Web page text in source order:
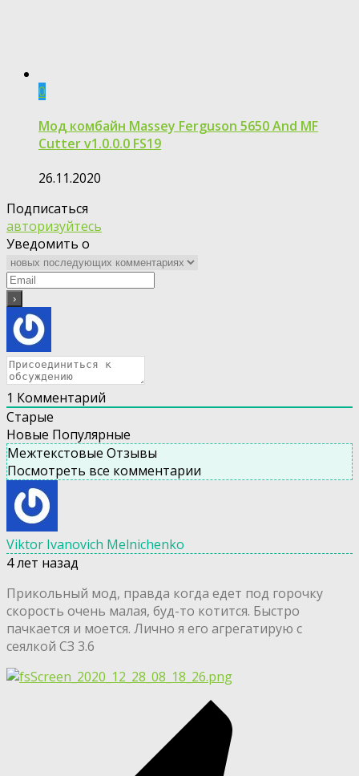
0
Мод комбайн Massey Ferguson 5650 And MF
Cutter v1.0.0.0 FS19
26.11.2020
Подписаться
авторизуйтесь
Уведомить о
1 Комментарий
Старые
Новые Популярные
Межтекстовые Отзывы
Посмотреть все комментарии
Viktor Ivanovich Melnichenko
4 лет назад
Прикольный мод, правда когда едет под горочку
скорость очень малая, буд-то котится. Быстро
пачкается и моется. Лично я его агрегатирую с
сеялкой СЗ 3.6